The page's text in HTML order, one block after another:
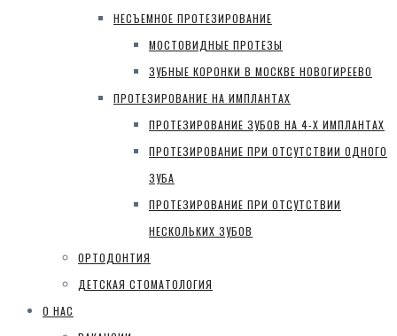
НЕСЪЕМНОЕ ПРОТЕЗИРОВАНИЕ
МОСТОВИДНЫЕ ПРОТЕЗЫ
ЗУБНЫЕ КОРОНКИ В МОСКВЕ НОВОГИРЕЕВО
ПРОТЕЗИРОВАНИЕ НА ИМПЛАНТАХ
ПРОТЕЗИРОВАНИЕ ЗУБОВ НА 4-Х ИМПЛАНТАХ
ПРОТЕЗИРОВАНИЕ ПРИ ОТСУТСТВИИ ОДНОГО
ЗУБА
ПРОТЕЗИРОВАНИЕ ПРИ ОТСУТСТВИИ
НЕСКОЛЬКИХ ЗУБОВ
ОРТОДОНТИЯ
ДЕТСКАЯ СТОМАТОЛОГИЯ
О НАС